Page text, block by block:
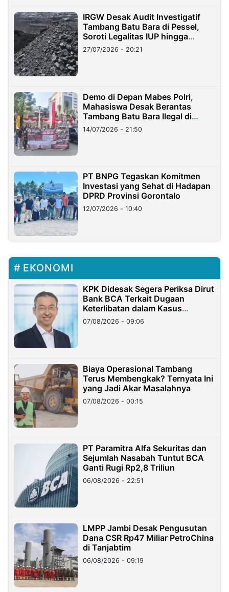
IRGW Desak Audit Investigatif
Tambang Batu Bara di Pessel,
Soroti Legalitas IUP hingga
Stockpile
27/07/2026 - 20:21
Demo di Depan Mabes Polri,
Mahasiswa Desak Berantas
Tambang Batu Bara Ilegal di
Lampung
14/07/2026 - 21:50
PT BNPG Tegaskan Komitmen
Investasi yang Sehat di Hadapan
DPRD Provinsi Gorontalo
12/07/2026 - 10:40
EKONOMI
KPK Didesak Segera Periksa Dirut
Bank BCA Terkait Dugaan
Keterlibatan dalam Kasus
Hilangnya Dana Nasabah Rp2,58
Miliar
07/08/2026 - 09:06
Biaya Operasional Tambang
Terus Membengkak? Ternyata Ini
yang Jadi Akar Masalahnya
07/08/2026 - 00:15
PT Paramitra Alfa Sekuritas dan
Sejumlah Nasabah Tuntut BCA
Ganti Rugi Rp2,8 Triliun
06/08/2026 - 22:51
LMPP Jambi Desak Pengusutan
Dana CSR Rp47 Miliar PetroChina
di Tanjabtim
06/08/2026 - 09:19